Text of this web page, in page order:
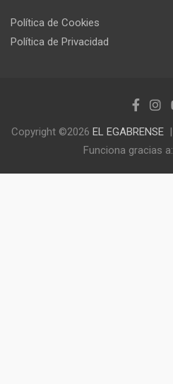
Política de Cookies
Política de Privacidad
Copyright ©2026 EL EGABRENSE
Funciona gracias a: